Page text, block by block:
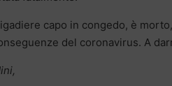
capo in congedo, è
del coronavirus. A